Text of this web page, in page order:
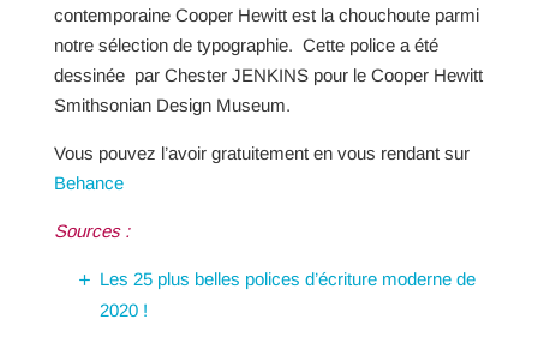
contemporaine Cooper Hewitt est la chouchoute parmi
notre sélection de typographie. Cette police a été
dessinée par Chester JENKINS pour le Cooper Hewitt
Smithsonian Design Museum.
Vous pouvez l’avoir gratuitement en vous rendant sur
Behance
Sources :
Les 25 plus belles polices d’écriture moderne de
2020 !